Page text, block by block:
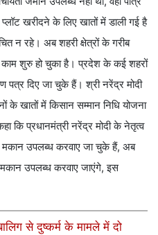
खरीदने के लिए खातों में डाली गई है
न रहे। अब शहरी क्षेत्रों के गरीब
काम शुरु हो चुका है। प्रदेश के कई शहरों
पत्र दिए जा चुके हैं। श्री नरेंद्र मोदी
के खातों में किसान सम्मान निधि योजना
कि प्रधानमंत्री नरेंद्र मोदी के नेतृत्व
मकान उपलब्ध करवाए जा चुके हैं, अब
मकान उपलब्ध करवाए जाएंगे, इस
से दुष्कर्म के मामले में दो